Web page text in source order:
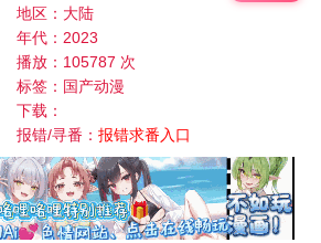
地区：大陆
年代：2023
播放：105787 次
标签：国产动漫
下载：
报错/寻番：报错求番入口